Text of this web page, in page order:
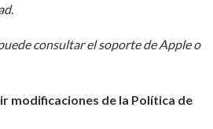
consultar el soporte de Apple o
modificaciones de la Política de